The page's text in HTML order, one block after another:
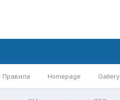
Правила Homepage Gallery